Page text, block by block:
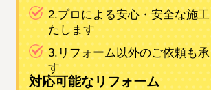
2.プロによる安心・安全な施
たします
3.リフォーム以外のご依頼も
す
対応可能なリフォーム